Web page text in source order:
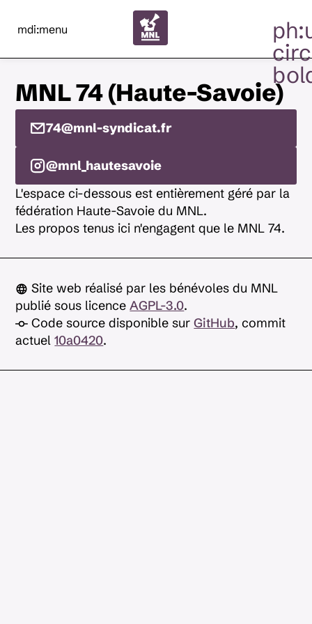
mdi:menu
MNL 74 (Haute-Savoie)
74@mnl-syndicat.fr
@mnl_hautesavoie
L'espace ci-dessous est entièrement géré par la
fédération Haute-Savoie du MNL.
Les propos tenus ici n'engagent que le MNL 74.
Site web réalisé par les bénévoles du MNL
publié sous licenceAGPL-3.0.
Code source disponible surGitHub, commit
actuel10a0420.